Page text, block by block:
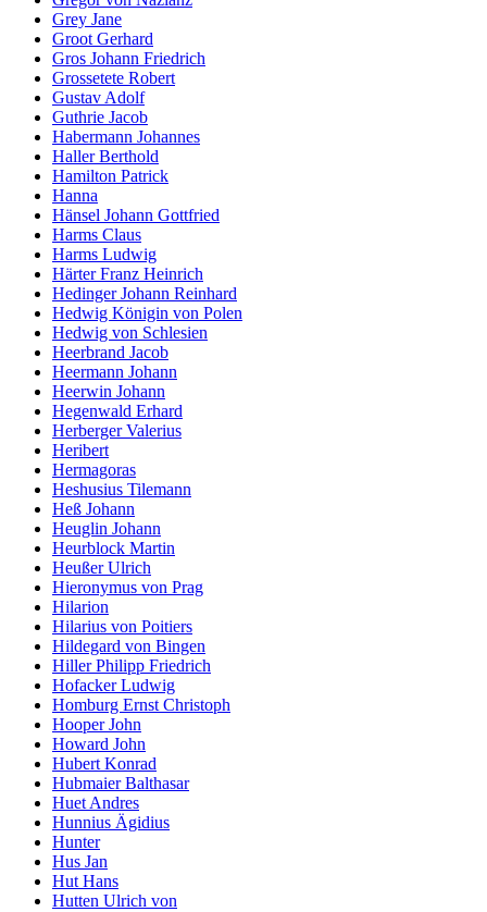
Grey Jane
Groot Gerhard
Gros Johann Friedrich
Grossetete Robert
Gustav Adolf
Guthrie Jacob
Habermann Johannes
Haller Berthold
Hamilton Patrick
Hanna
Hänsel Johann Gottfried
Harms Claus
Harms Ludwig
Härter Franz Heinrich
Hedinger Johann Reinhard
Hedwig Königin von Polen
Hedwig von Schlesien
Heerbrand Jacob
Heermann Johann
Heerwin Johann
Hegenwald Erhard
Herberger Valerius
Heribert
Hermagoras
Heshusius Tilemann
Heß Johann
Heuglin Johann
Heurblock Martin
Heußer Ulrich
Hieronymus von Prag
Hilarion
Hilarius von Poitiers
Hildegard von Bingen
Hiller Philipp Friedrich
Hofacker Ludwig
Homburg Ernst Christoph
Hooper John
Howard John
Hubert Konrad
Hubmaier Balthasar
Huet Andres
Hunnius Ägidius
Hunter
Hus Jan
Hut Hans
Hutten Ulrich von